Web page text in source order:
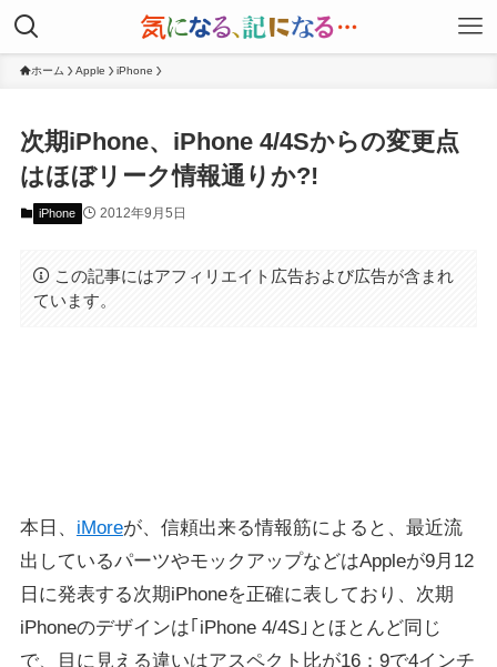
ホーム Apple iPhone
次期iPhone、iPhone 4/4Sからの変更点
はほぼリーク情報通りか?!
iPhone 2012年9月5日
この記事にはアフィリエイト広告および広告が含まれ
ています。
本日、 iMoreが、信頼出来る情報筋によると、最近流
出しているパーツやモックアップなどはAppleが9月12
日に発表する次期iPhoneを正確に表しており、次期
iPhoneのデザインは｢iPhone 4/4S｣とほとんど同じ
で、目に見える違いはアスペクト比が16：9で4インチ